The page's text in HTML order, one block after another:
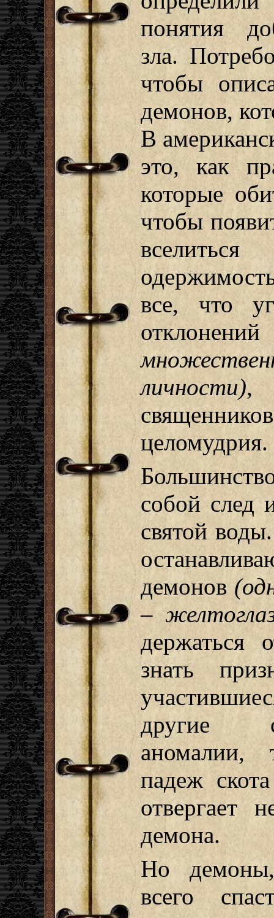
понятия
зла.
чтобы
демонов,
В
это, как
которые
чтобы
все, что
личности),
целомудрия.
собой след
святой
демонов
–
держаться
знать
другие
аномалии,
падеж
отвергает
демона.
Но демоны,
всего